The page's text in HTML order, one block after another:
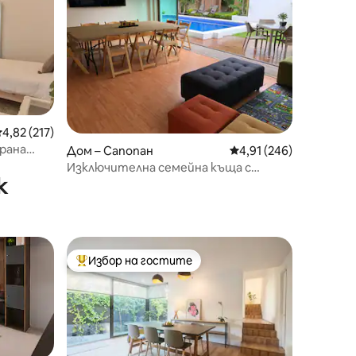
оценка: 4,82 от 5, 217 отзива
4,82 (217)
Дом – Сапопан Средна оценка: 4,91
4,91 (246)
Изключителна семейна къща с
Най-популярен избор на гостите
Избор на гостите